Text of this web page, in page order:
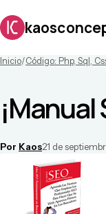
Inicio/Código: Php, Sql,
¡Manual
Por Kaos21 de